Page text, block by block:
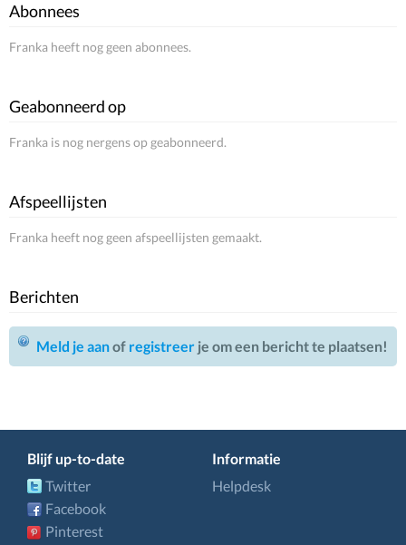
Abonnees
Franka heeft nog geen abonnees.
Geabonneerd op
Franka is nog nergens op geabonneerd.
Afspeellijsten
Franka heeft nog geen afspeellijsten gemaakt.
Berichten
Meld je aanof registreer je om een bericht te plaatsen!
Blijf up-to-date
Twitter
Facebook
Pinterest
Informatie
Helpdesk